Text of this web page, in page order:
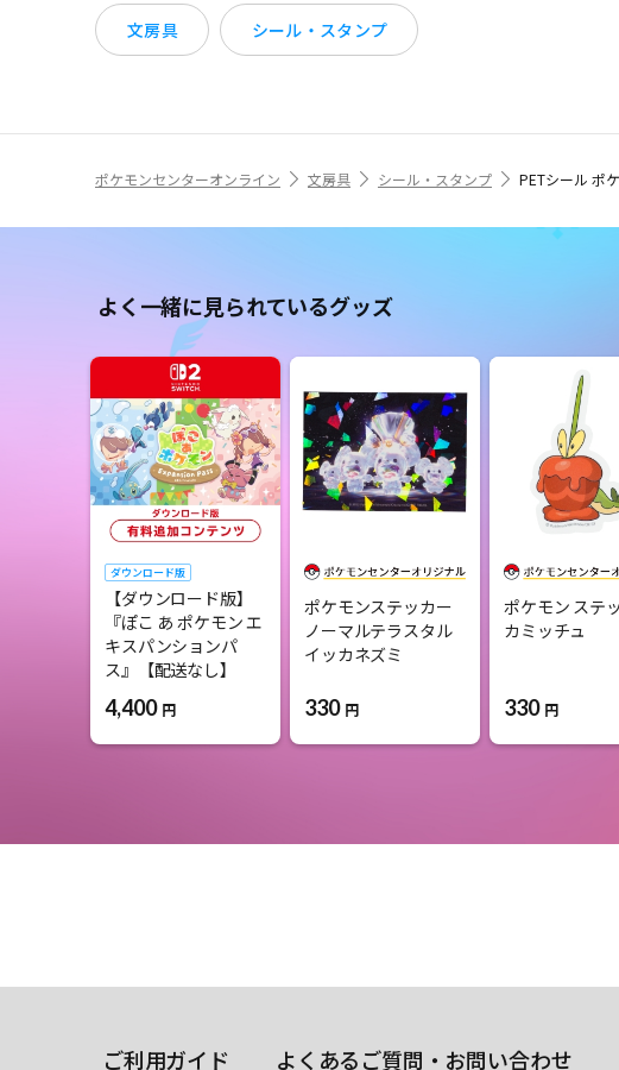
文房具 シール・スタンプ
ポケモンセンターオンライン 文房具 シール・スタンプ PETシール ポ
よく一緒に見られているグッズ
ダウンロード版
【ダウンロード版】
『ぽこ あ ポケモン エ
キスパンションパ
ス』【配送なし】
4,400 円
ポケモンステッカー
ノーマルテラスタル
イッカネズミ
330 円
ポケモン ステ
カミッチュ
330 円
ご利用ガイド よくあるご質問・お問い合わせ